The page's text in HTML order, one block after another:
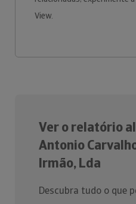
View.
Ver o relatório
Antonio
Irmão, Lda
Descubra tudo o que